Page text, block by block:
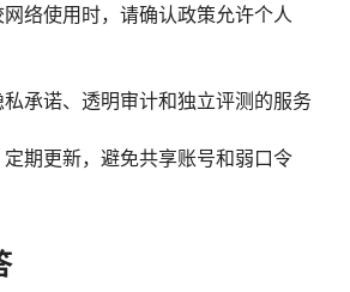
络使用时，请确认政策允许个人
承诺、透明审计和独立评测的服务
期更新，避免共享账号和弱口令